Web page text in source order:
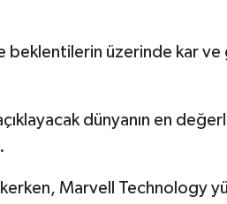
üzerinde kar ve
dünyanın en
Marvell Technology